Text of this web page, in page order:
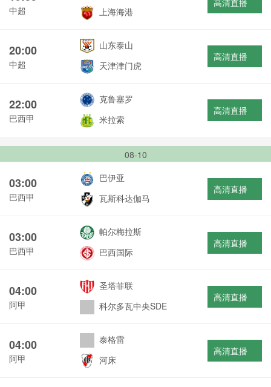
中超
上海海港
高清直播
20:00
中超
山东泰山
天津津门虎
高清直播
22:00
巴西甲
克鲁塞罗
米拉索
高清直播
08-10
03:00
巴西甲
巴伊亚
瓦斯科达伽马
高清直播
03:00
巴西甲
帕尔梅拉斯
巴西国际
高清直播
04:00
阿甲
圣塔菲联
科尔多瓦中央SDE
高清直播
04:00
阿甲
泰格雷
河床
高清直播